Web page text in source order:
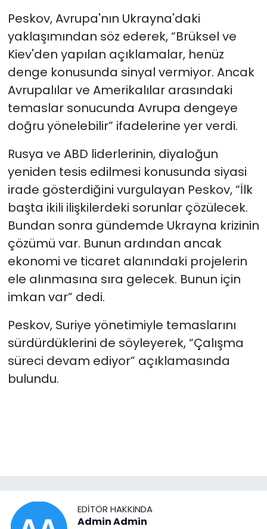
Peskov, Avrupa'nın Ukrayna'daki
yaklaşımından söz ederek, “Brüksel ve
Kiev'den yapılan açıklamalar, henüz
denge konusunda sinyal vermiyor. Ancak
Avrupalılar ve Amerikalılar arasındaki
temaslar sonucunda Avrupa dengeye
doğru yönelebilir” ifadelerine yer verdi.
Rusya ve ABD liderlerinin, diyaloğun
yeniden tesis edilmesi konusunda siyasi
irade gösterdiğini vurgulayan Peskov, “İlk
başta ikili ilişkilerdeki sorunlar çözülecek.
Bundan sonra gündemde Ukrayna krizinin
çözümü var. Bunun ardından ancak
ekonomi ve ticaret alanındaki projelerin
ele alınmasına sıra gelecek. Bunun için
imkan var” dedi.
Peskov, Suriye yönetimiyle temaslarını
sürdürdüklerini de söyleyerek, “Çalışma
süreci devam ediyor” açıklamasında
bulundu.
EDITÖR HAKKINDA
Admin Admin